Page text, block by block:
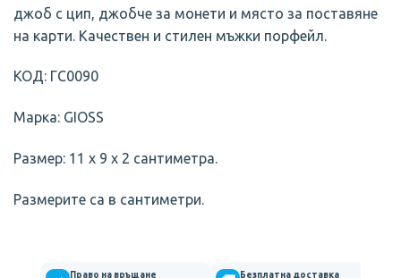
джоб с цип, джобче за монети и място за поставяне
на карти. Качествен и стилен мъжки порфейл.
КОД: ГС0090
Марка: GIOSS
Размер: 11 х 9 х 2 сантиметра.
Размерите са в сантиметри.
Право на връщане Безплатна доставка